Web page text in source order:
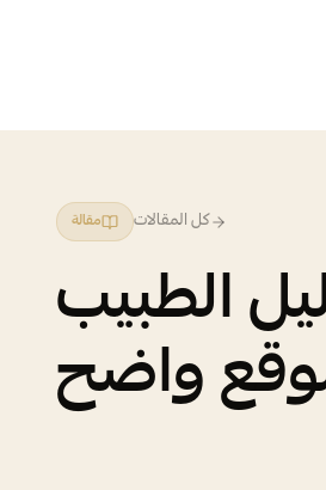
كل المقالات مقالة
الطبيب
واضح